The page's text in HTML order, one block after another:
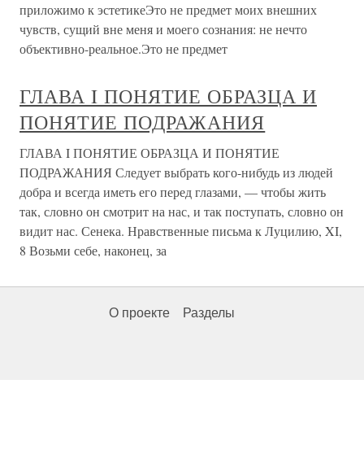
приложимо к эстетикеЭто не предмет моих внешних
чувств, сущий вне меня и моего сознания: не нечто
объективно-реальное.Это не предмет
ГЛАВА I ПОНЯТИЕ ОБРАЗЦА И
ПОНЯТИЕ ПОДРАЖАНИЯ
ГЛАВА I ПОНЯТИЕ ОБРАЗЦА И ПОНЯТИЕ
ПОДРАЖАНИЯ Следует выбрать кого-нибудь из людей
добра и всегда иметь его перед глазами, — чтобы жить
так, словно он смотрит на нас, и так поступать, словно он
видит нас. Сенека. Нравственные письма к Луцилию, XI,
8 Возьми себе, наконец, за
О проекте Разделы